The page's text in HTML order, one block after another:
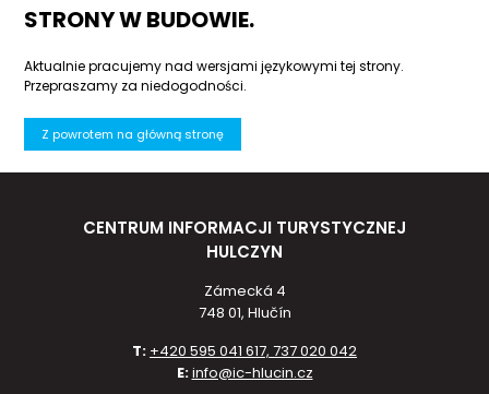
STRONY W BUDOWIE.
Aktualnie pracujemy nad wersjami językowymi tej strony.
Przepraszamy za niedogodności.
Z powrotem na główną stronę
CENTRUM INFORMACJI TURYSTYCZNEJ
HULCZYN
Zámecká 4
748 01, Hlučín
T: +420 595 041 617, 737 020 042
E:info@ic-hlucin.cz